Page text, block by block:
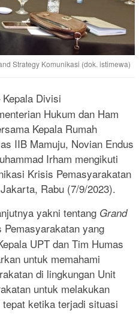
Strategy Komunikasi (dok. istimewa)
Divisi
Hukum dan Ham
Kepala Rumah
IIB Mamuju, Novian Endus
Irham mengikuti
Krisis Pemasyarakatan
Rabu (7/9/2023).
yakni tentang Grand
yang
UPT dan Tim Humas
untuk memahami
di lingkungan Unit
untuk melakukan
ketika terjadi situasi